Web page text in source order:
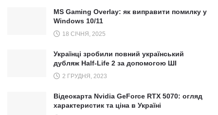
MS Gaming Overlay: як виправити помилку у
Windows 10/11
18 СІЧНЯ, 2025
Українці зробили повний український
дубляж Half-Life 2 за допомогою ШІ
2 ГРУДНЯ, 2023
Відеокарта Nvidia GeForce RTX 5070: огляд
характеристик та ціна в Україні